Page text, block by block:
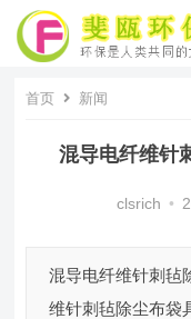
首页 新闻
混导电纤维针
clsrich •
混导电纤维针刺毡
维针刺毡除尘布袋